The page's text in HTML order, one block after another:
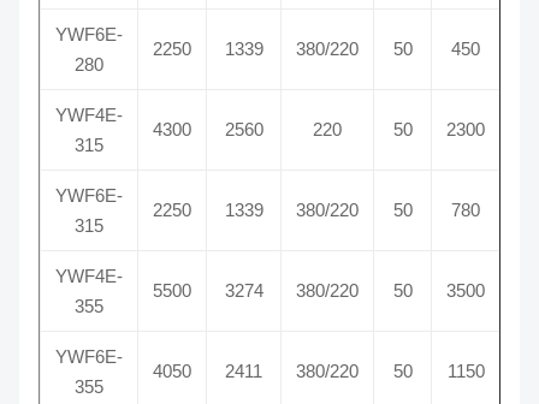
YWF6E-
280
2250 1339 380/220 50 450
YWF4E-
315
4300 2560 220 50 2300
YWF6E-
315
2250 1339 380/220 50 780
YWF4E-
355
5500 3274 380/220 50 3500
YWF6E-
355
4050 2411 380/220 50 1150